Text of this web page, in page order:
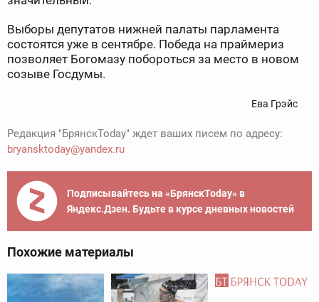
Выборы депутатов нижней палаты парламента
состоятся уже в сентябре. Победа на праймериз
позволяет Богомазу побороться за место в новом
созыве Госдумы.
Ева Грэйс
Редакция "БрянскToday" ждет ваших писем по адресу:
bryansktoday@yandex.ru
Подписывайтесь на «БрянскToday» в
Яндекс.Дзен. Будьте в курсе дневных новостей
Похожие материалы